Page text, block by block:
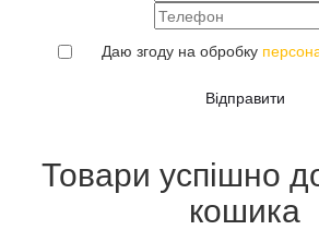
Даю згоду на обробку
Відправити
Товари успішно
кошика